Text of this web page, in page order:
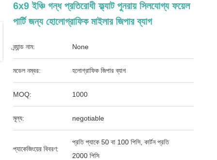
6x9 ইঞ্চি গন্ধ প্রতিরোধী ফ্ল্যাট পুনরায় সিলযোগ্য ফয়েল
পার্টি জন্য হোলোগ্রাফিক মাইলার জিপার ব্যাগ
ব্র্যান্ড নাম: None
মডেল নম্বর: হলোগ্রাফিক জিপার ব্যাগ
MOQ: 1000
মূল্য: negotiable
প্যাকেজিংয়ের বিবরণ:
প্রতি প্যাকে 50 বা 100 পিসি, কার্টন প্রতি
2000 পিসি